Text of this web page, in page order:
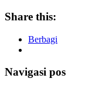
Share this:
Berbagi
Navigasi pos